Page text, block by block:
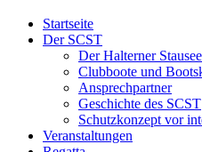
Startseite
Der SCST
Der Halterner Stausee
Clubboote und
Ansprechpartner
Geschichte des SCST
Schutzkonzept vor
Veranstaltungen